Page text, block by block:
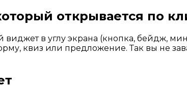
открывается по
в углу экрана (кнопка, бейдж,
квиз или предложение. Так вы не